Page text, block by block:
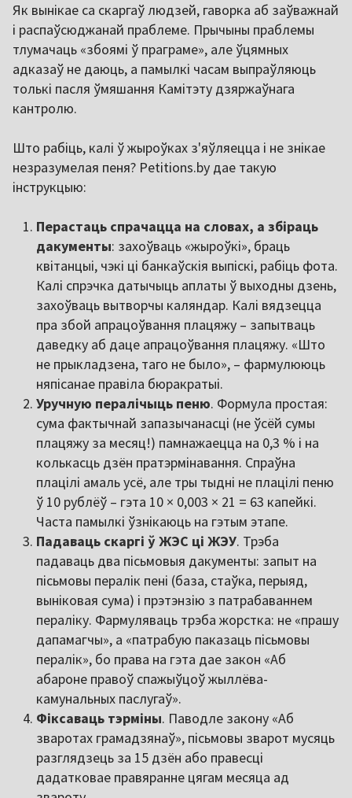
Як вынікае са скаргаў людзей, гаворка аб заўважнай
і распаўсюджанай праблеме. Прычыны праблемы
тлумачаць «збоямі ў праграме», але ўцямных
адказаў не даюць, а памылкі часам выпраўляюць
толькі пасля ўмяшання Камітэту дзяржаўнага
кантролю.
Што рабіць, калі ў жыроўках з'яўляецца і не знікае
незразумелая пеня? Petitions.by дае такую
інструкцыю:
Перастаць спрачацца на словах, а збіраць
дакументы: захоўваць «жыроўкі», браць
квітанцыі, чэкі ці банкаўскія выпіскі, рабіць фота.
Калі спрэчка датычыць аплаты ў выходны дзень,
захоўваць вытворчы каляндар. Калі вядзецца
пра збой апрацоўвання плацяжу – запытваць
даведку аб даце апрацоўвання плацяжу. «Што
не прыкладзена, таго не было», – фармулююць
няпісанае правіла бюракратыі.
Уручную пералічыць пеню. Формула простая:
сума фактычнай запазычанасці (не ўсёй сумы
плацяжу за месяц!) памнажаецца на 0,3 % і на
колькасць дзён пратэрмінавання. Спраўна
плацілі амаль усё, але тры тыдні не плацілі пеню
ў 10 рублёў – гэта 10 × 0,003 × 21 = 63 капейкі.
Часта памылкі ўзнікаюць на гэтым этапе.
Падаваць скаргі ў ЖЭС ці ЖЭУ. Трэба
падаваць два пісьмовыя дакументы: запыт на
пісьмовы пералік пені (база, стаўка, перыяд,
выніковая сума) і прэтэнзію з патрабаваннем
пераліку. Фармуляваць трэба жорстка: не «прашу
дапамагчы», а «патрабую паказаць пісьмовы
пералік», бо права на гэта дае закон «Аб
абароне правоў спажыўцоў жыллёва-
камунальных паслугаў».
Фіксаваць тэрміны. Паводле закону «Аб
зваротах грамадзянаў», пісьмовы зварот мусяць
разглядзець за 15 дзён або правесці
дадатковае правяранне цягам месяца ад